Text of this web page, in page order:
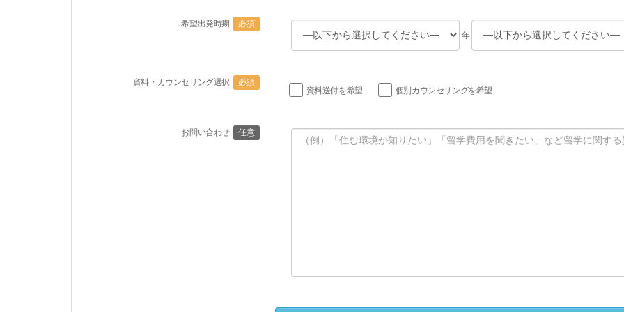
希望出発時期
必須
年
資料・カウンセリング選択
必須
資料送付を希望
個別カウンセリングを希望
お問い合わせ 任意